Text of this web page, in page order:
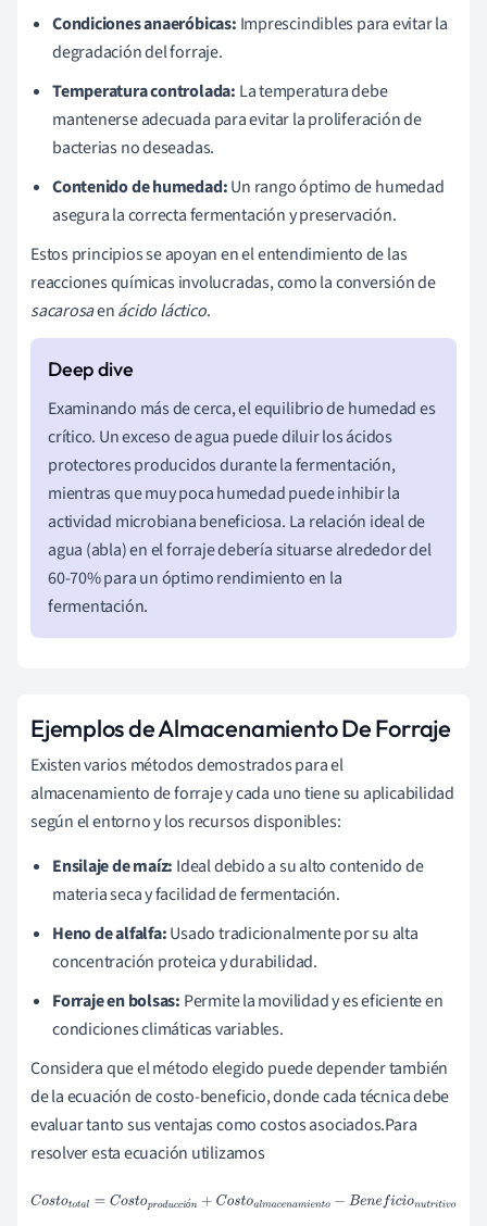
Condiciones anaeróbicas: Imprescindibles para evitar la
degradación del forraje.
Temperatura controlada: La temperatura debe
mantenerse adecuada para evitar la proliferación de
bacterias no deseadas.
Contenido de humedad:Un rango óptimo de humedad
asegura la correcta fermentación y preservación.
Estos principios se apoyan en el entendimiento de las
reacciones químicas involucradas, como la conversión de
sacarosaenácido láctico.
Examinando más de cerca, el equilibrio de humedad es
crítico. Un exceso de agua puede diluir los ácidos
protectores producidos durante la fermentación,
mientras que muy poca humedad puede inhibir la
actividad microbiana beneficiosa. La relación ideal de
agua (abla) en el forraje debería situarse alrededor del
60-70% para un óptimo rendimiento en la
fermentación.
Ejemplos de Almacenamiento De Forraje
Existen varios métodos demostrados para el
almacenamiento de forraje y cada uno tiene su aplicabilidad
según el entorno y los recursos disponibles:
Ensilaje de maíz: Ideal debido a su alto contenido de
materia seca y facilidad de fermentación.
Heno de alfalfa:Usado tradicionalmente por su alta
concentración proteica y durabilidad.
Forraje en bolsas: Permite la movilidad y es eficiente en
condiciones climáticas variables.
Considera que el método elegido puede depender también
de la ecuación de costo-beneficio, donde cada técnica debe
evaluar tanto sus ventajas como costos asociados.Para
resolver esta ecuación utilizamos
ó
Costotot al=Costoproducción+Costoalmacenamiento−Benef